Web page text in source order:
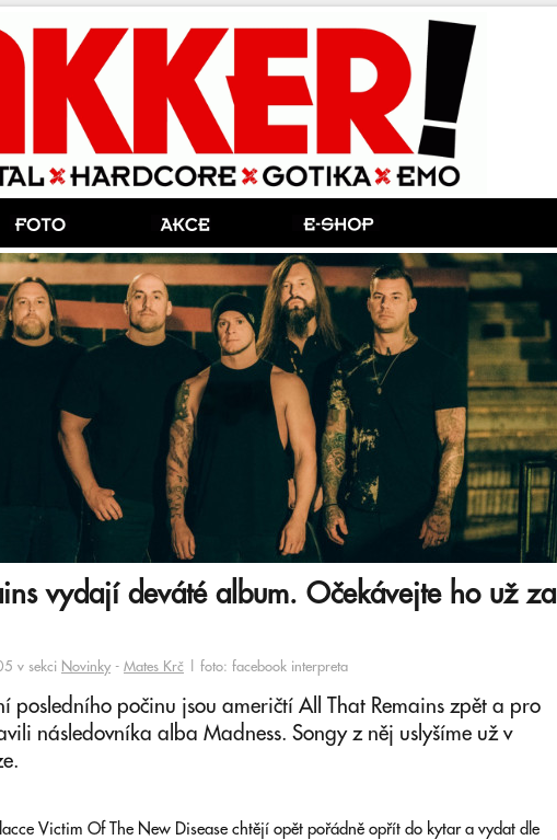
vydají deváté album. Očekávejte ho už za
v sekci Novinky - Mates Krč | foto: facebook interpreta
posledního počinu jsou američtí All That Remains zpět a pro
následovníka alba Madness. Songy z něj uslyšíme už v
Victim Of The New Disease chtějí opět pořádně opřít do kytar a vydat dle